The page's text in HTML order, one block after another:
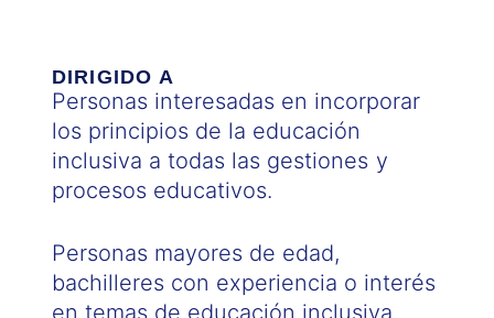
DIRIGIDO A
Personas interesadas en incorporar
los principios de la educación
inclusiva a todas las gestiones y
procesos educativos.
Personas mayores de edad,
bachilleres con experiencia o interés
en temas de educación inclusiva.